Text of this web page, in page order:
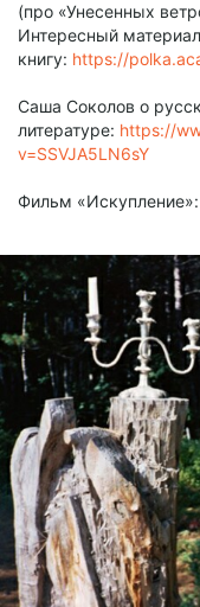
(про «Унесенных
Интересный
книгу: https://
Саша Соколов о
литературе: https://
v=SSVJA5LN6sY
Фильм «Искупление»: